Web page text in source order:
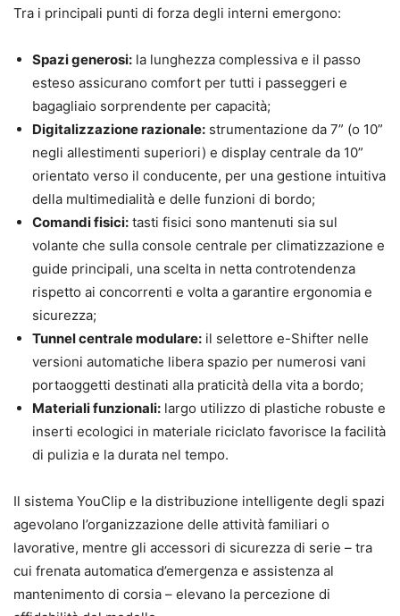
Tra i principali punti di forza degli interni emergono:
Spazi generosi: la lunghezza complessiva e il passo
esteso assicurano comfort per tutti i passeggeri e
bagagliaio sorprendente per capacità;
Digitalizzazione razionale: strumentazione da 7” (o 10”
negli allestimenti superiori) e display centrale da 10”
orientato verso il conducente, per una gestione intuitiva
della multimedialità e delle funzioni di bordo;
Comandi fisici: tasti fisici sono mantenuti sia sul
volante che sulla console centrale per climatizzazione e
guide principali, una scelta in netta controtendenza
rispetto ai concorrenti e volta a garantire ergonomia e
sicurezza;
Tunnel centrale modulare: il selettore e-Shifter nelle
versioni automatiche libera spazio per numerosi vani
portaoggetti destinati alla praticità della vita a bordo;
Materiali funzionali: largo utilizzo di plastiche robuste e
inserti ecologici in materiale riciclato favorisce la facilità
di pulizia e la durata nel tempo.
Il sistema YouClip e la distribuzione intelligente degli spazi
agevolano l’organizzazione delle attività familiari o
lavorative, mentre gli accessori di sicurezza di serie – tra
cui frenata automatica d’emergenza e assistenza al
mantenimento di corsia – elevano la percezione di